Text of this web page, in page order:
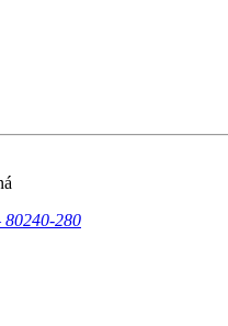
80240-280